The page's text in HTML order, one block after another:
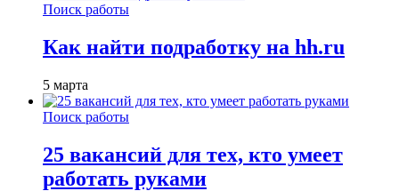
Поиск работы
Как найти подработку на hh.ru
5 марта
Поиск работы
25 вакансий для тех, кто умеет
работать руками